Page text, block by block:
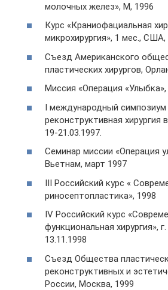
молочных желез», М, 1996
Курс «Краниофациальная
микрохирургия», 1 мес., США,
Съезд Американского
пластических хирургов,
Миссия «Операция «Улыбка»,
I международный симпозиум
реконструктивная хирургия
19-21.03.1997.
Семинар миссии «Операция
Вьетнам, март 1997
III Российский курс «
риносептопластика», 1998
IV Российский курс
функциональная хирургия»,
13.11.1998
Съезд Общества
реконструктивных и
России, Москва, 1999